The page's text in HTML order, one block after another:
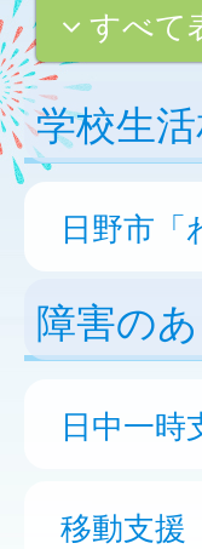
すべて
学校生
日野市「
障害の
日中一時
移動支援